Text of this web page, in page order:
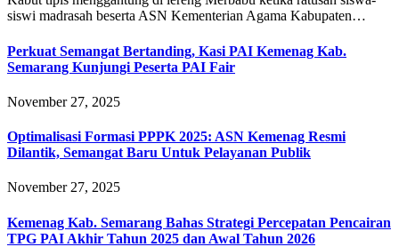
siswi madrasah beserta ASN Kementerian Agama Kabupaten…
Perkuat Semangat Bertanding, Kasi PAI Kemenag Kab.
Semarang Kunjungi Peserta PAI Fair
November 27, 2025
Optimalisasi Formasi PPPK 2025: ASN Kemenag Resmi
Dilantik, Semangat Baru Untuk Pelayanan Publik
November 27, 2025
Kemenag Kab. Semarang Bahas Strategi Percepatan Pencairan
TPG PAI Akhir Tahun 2025 dan Awal Tahun 2026